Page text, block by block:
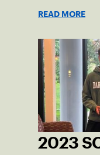
with the
Association
England. He
the
together,
Cup. In that
three courts
Vermont.
READ MORE
2023